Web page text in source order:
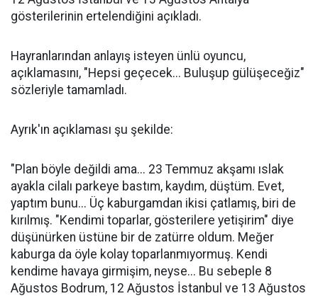
gösterilerinin ertelendiğini açıkladı.
Hayranlarından anlayış isteyen ünlü oyuncu,
açıklamasını, "Hepsi geçecek... Buluşup gülüşeceğiz"
sözleriyle tamamladı.
Ayrık'ın açıklaması şu şekilde:
"Plan böyle değildi ama... 23 Temmuz akşamı ıslak
ayakla cilalı parkeye bastım, kaydım, düştüm. Evet,
yaptım bunu... Üç kaburgamdan ikisi çatlamış, biri de
kırılmış. "Kendimi toparlar, gösterilere yetişirim" diye
düşünürken üstüne bir de zatürre oldum. Meğer
kaburga da öyle kolay toparlanmıyormuş. Kendi
kendime havaya girmişim, neyse... Bu sebeple 8
Ağustos Bodrum, 12 Ağustos İstanbul ve 13 Ağustos